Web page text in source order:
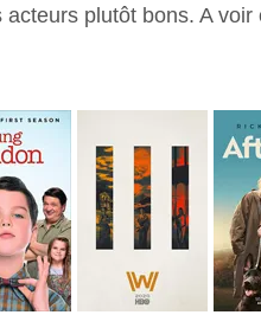
acteurs plutôt bons. A